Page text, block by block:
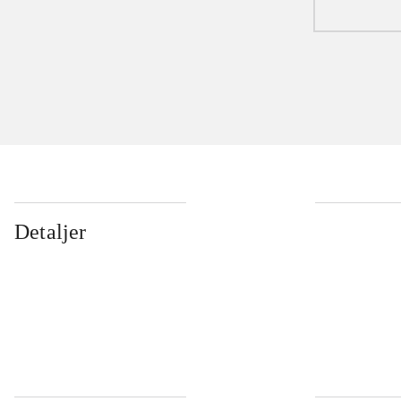
Detaljer